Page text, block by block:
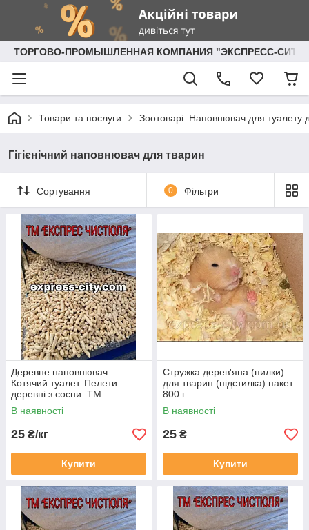
ТОРГОВО-ПРОМЫШЛЕННАЯ КОМПАНИЯ "ЭКСПРЕСС-СИТИ"
Товари та послуги Зоотоварі. Наповнювач для туалету
Гiгiєнiчний наповнювач для тварин
Сортування 0 Фільтри
Деревне наповнювач.
Котячий туалет. Пелети
деревні з сосни. ТМ
"ЕКСПРЕС ЧИСТЮЛЯ"
упаковка 2 кг.
В наявності
25 ₴/кг
Купити
Стружка дерев'яна (пилки)
для тварин (підстилка) пакет
800 г.
В наявності
25 ₴
Купити